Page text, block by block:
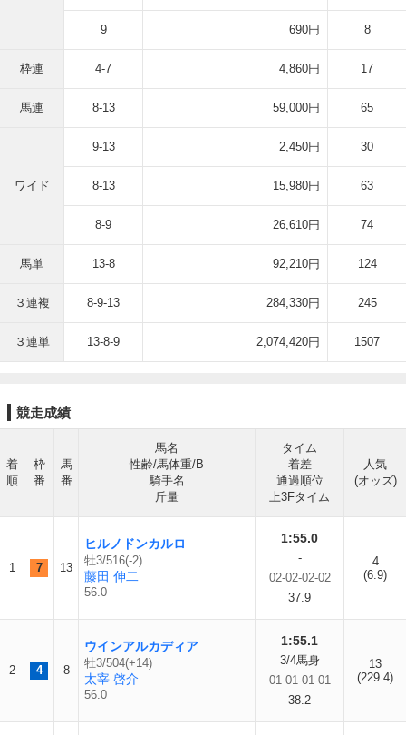
9 690円 8
枠連 4-7 4,860円 17
馬連 8-13 59,000円 65
ワイド
9-13 2,450円 30
8-13 15,980円 63
8-9 26,610円 74
馬単 13-8 92,210円 124
３連複 8-9-13 284,330円 245
３連単 13-8-9 2,074,420円 1507
競走成績
着
順
枠
番
馬
番
馬名
性齢/馬体重/B
騎手名
斤量
タイム
着差
通過順位
上3Fタイム
人気
(オッズ)
1 7 13
ヒルノドンカルロ
牡3/516(-2)
藤田 伸二
56.0
1:55.0
-
02-02-02-02
37.9
4
(6.9)
2 4 8
ウインアルカディア
牡3/504(+14)
太宰 啓介
56.0
1:55.1
3/4馬身
01-01-01-01
38.2
13
(229.4)